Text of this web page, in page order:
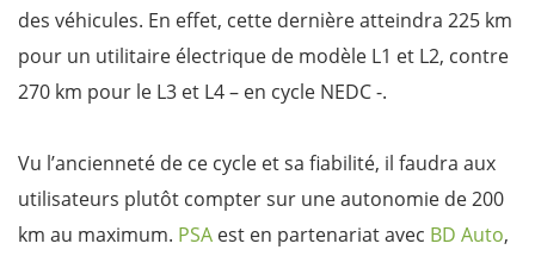
des véhicules. En effet, cette dernière atteindra 225 km
pour un utilitaire électrique de modèle L1 et L2, contre
270 km pour le L3 et L4 – en cycle NEDC -.
Vu l’ancienneté de ce cycle et sa fiabilité, il faudra aux
utilisateurs plutôt compter sur une autonomie de 200
km au maximum. PSA est en partenariat avec BD Auto,